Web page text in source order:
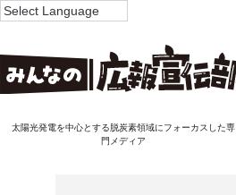
太陽光発電を中心とする脱炭素領域にフォーカスした専
門メディア